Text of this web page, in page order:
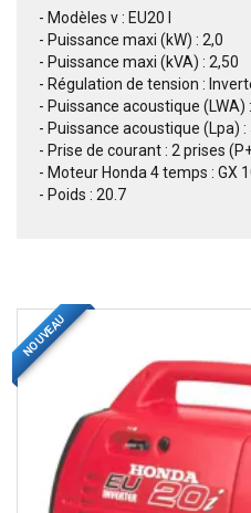
- Modèles v : EU20 l
- Puissance maxi (kW) : 2,0
- Puissance maxi (kVA) : 2,50
- Régulation de tension :
- Puissance acoustique (LWA)
- Puissance acoustique (Lpa) :
- Prise de courant : 2 prises
- Moteur Honda 4 temps : GX
- Poids : 20.7
NOUVEAU